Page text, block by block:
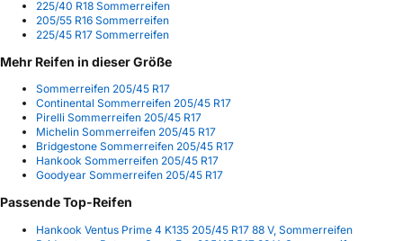
225/40 R18 Sommerreifen
205/55 R16 Sommerreifen
225/45 R17 Sommerreifen
Mehr Reifen in dieser Größe
Sommerreifen 205/45 R17
Continental Sommerreifen 205/45 R17
Pirelli Sommerreifen 205/45 R17
Michelin Sommerreifen 205/45 R17
Bridgestone Sommerreifen 205/45 R17
Hankook Sommerreifen 205/45 R17
Goodyear Sommerreifen 205/45 R17
Passende Top-Reifen
Hankook Ventus Prime 4 K135 205/45 R17 88 V, Sommerreifen